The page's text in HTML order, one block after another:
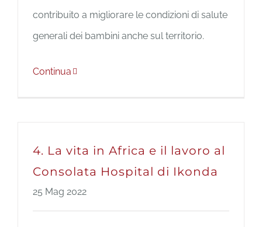
contribuito a migliorare le condizioni di salute
generali dei bambini anche sul territorio.
Continua
4. La vita in Africa e il lavoro al
Consolata Hospital di Ikonda
25 Mag 2022